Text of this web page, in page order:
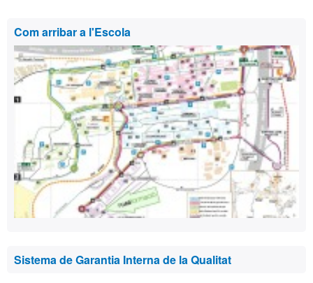
Informació
complementària
Com arribar a l'Escola
Sistema de Garantia Interna de la Qualitat